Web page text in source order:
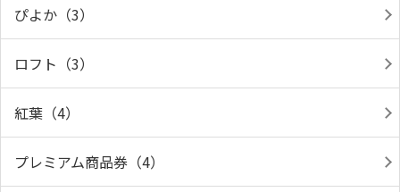
ぴよか（3）
ロフト（3）
紅葉（4）
プレミアム商品券（4）